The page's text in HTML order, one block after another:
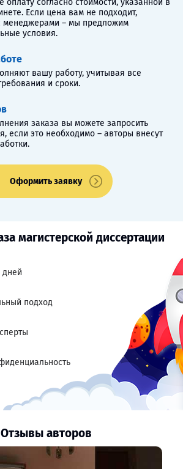
оплату согласно стоимости, указанной в
Если цена вам не подходит,
менеджерами – мы предложим
условия.
вашу работу, учитывая все
и сроки.
заказа вы можете запросить
если это необходимо – авторы внесут
Оформить заявку
магистерской диссертации
дней
подход
Отзывы авторов